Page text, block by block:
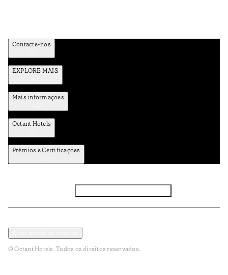
Contacte-nos
EXPLORE MAIS
Mais informações
Octant Hotels
Prémios e Certificações
© Octant Hotels. Todos os direitos reservados.